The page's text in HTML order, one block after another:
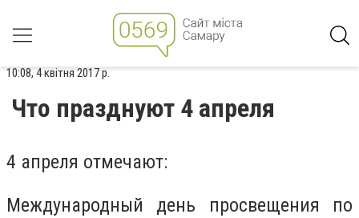
10:08, 4 квітня 2017 р.
Что празднуют 4 апреля
4 апреля отмечают:
Международный день просвещения по